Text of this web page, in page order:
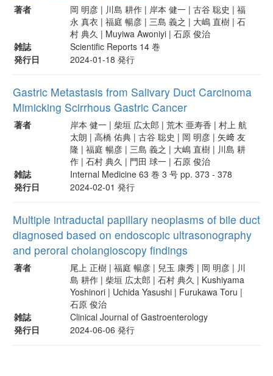
著者
岡 明彦 | 川島 耕作 | 岸本 健一 | 古谷 聡史 | 福
永 真衣 | 福庭 暢彦 | 三島 義之 | 大嶋 直樹 | 石
村 典久 | Muyiwa Awoniyi | 石原 俊治
雑誌
Scientific Reports 14 巻
発行日
2024-01-18 発行
Gastric Metastasis from Salivary Duct Carcinoma
Mimicking Scirrhous Gastric Cancer
著者
岸本 健一 | 柴垣 広太郎 | 荒木 亜寿香 | 村上 航
太朗 | 高橋 佑典 | 古谷 聡史 | 岡 明彦 | 矢﨑 友
隆 | 福庭 暢彦 | 三島 義之 | 大嶋 直樹 | 川島 耕
作 | 石村 典久 | 門田 球一 | 石原 俊治
雑誌
Internal Medicine 63 巻 3 号 pp. 373 - 378
発行日
2024-02-01 発行
Multiple intraductal papillary neoplasms of bile duct
diagnosed based on endoscopic ultrasonography
and peroral cholangioscopy findings
著者
尾上 正樹 | 福庭 暢彦 | 兒玉 康秀 | 岡 明彦 | 川
島 耕作 | 柴垣 広太郎 | 石村 典久 | Kushiyama
Yoshinori | Uchida Yasushi | Furukawa Toru |
石原 俊治
雑誌
Clinical Journal of Gastroenterology
発行日
2024-06-06 発行